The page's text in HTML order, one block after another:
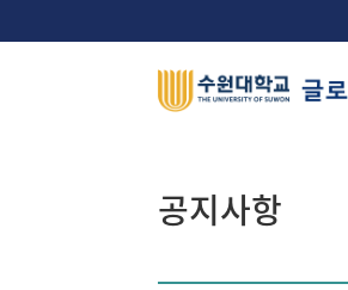
공지사항